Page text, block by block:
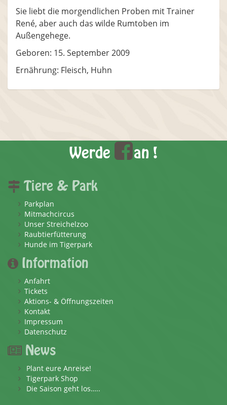
Sie liebt die morgendlichen Proben mit Trainer
René, aber auch das wilde Rumtoben im
Außengehege.
Geboren: 15. September 2009
Ernährung: Fleisch, Huhn
Werde an !
Tiere & Park
Parkplan
Mitmachcircus
Unser Streichelzoo
Raubtierfütterung
Hunde im Tigerpark
Information
Anfahrt
Tickets
Aktions- & Öffnungszeiten
Kontakt
Impressum
Datenschutz
News
Plant eure Anreise!
Tigerpark Shop
Die Saison geht los…..